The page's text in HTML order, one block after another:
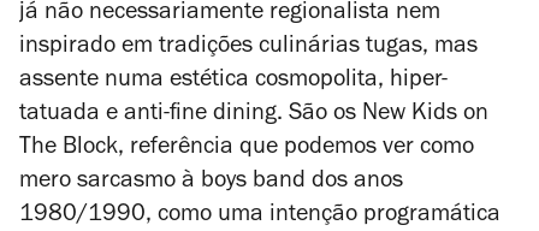
já não necessariamente regionalista nem
inspirado em tradições culinárias tugas, mas
assente numa estética cosmopolita, hiper-
tatuada e anti-fine dining. São os New Kids on
The Block, referência que podemos ver como
mero sarcasmo à boys band dos anos
1980/1990, como uma intenção programática